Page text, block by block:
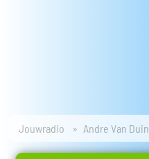
Jouwradio Andre Van Duin